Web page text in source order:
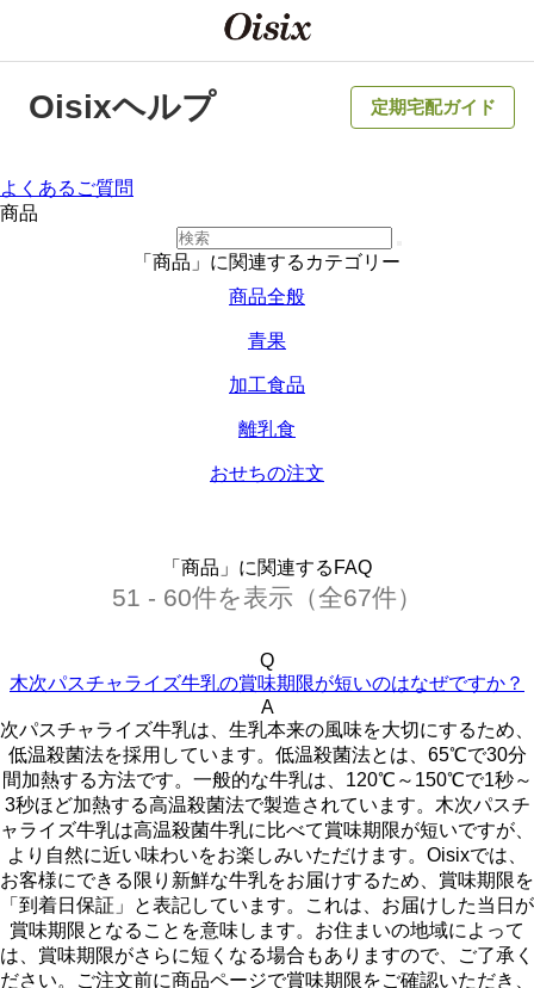
Oisixヘルプ 定期宅配ガイド
よくあるご質問
商品
「商品」に関連するカテゴリー
商品全般
青果
加工食品
離乳食
おせちの注文
「商品」に関連するFAQ
51 - 60件を表示（全67件）
Q
木次パスチャライズ牛乳の賞味期限が短いのはなぜですか？
A
次パスチャライズ牛乳は、生乳本来の風味を大切にするため、
低温殺菌法を採用しています。低温殺菌法とは、65℃で30分
間加熱する方法です。一般的な牛乳は、120℃～150℃で1秒～
3秒ほど加熱する高温殺菌法で製造されています。木次パスチ
ャライズ牛乳は高温殺菌牛乳に比べて賞味期限が短いですが、
より自然に近い味わいをお楽しみいただけます。Oisixでは、
お客様にできる限り新鮮な牛乳をお届けするため、賞味期限を
「到着日保証」と表記しています。これは、お届けした当日が
賞味期限となることを意味します。お住まいの地域によって
は、賞味期限がさらに短くなる場合もありますので、ご了承く
ださい。ご注文前に商品ページで賞味期限をご確認いただき、